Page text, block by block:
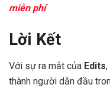
miễn phí
Lời Kết
Với sự ra mắt của Edits
thành người dẫn đầu